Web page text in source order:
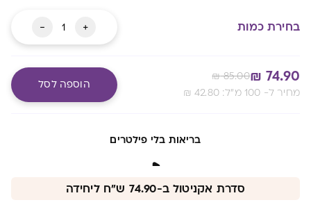
בחירת כמות +
כמות
של
פלקסיטול
אקניטול
תרחיץ
-
₪ 74.90
₪85.00
₪ 42.80 :מחיר ל- 100 מ"ל
הוספה לסל
בריאות בלי פילטרים
סדרת אקניטול ב-74.90 ש"ח ליחידה